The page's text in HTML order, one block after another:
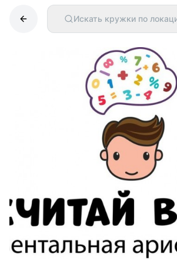
Искать кружки по